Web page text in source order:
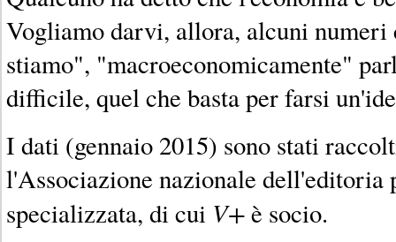
Vogliamo darvi, allora, alcuni numeri
stiamo", "macroeconomicamente"
difficile, quel che basta per farsi
I dati (gennaio 2015) sono stati
l'Associazione nazionale dell'editoria
specializzata, di cui V+è socio.